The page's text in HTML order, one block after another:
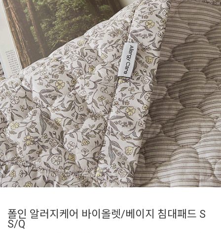
폴인 알러지케어 바이올렛/베이지 침대패드 S
S/Q